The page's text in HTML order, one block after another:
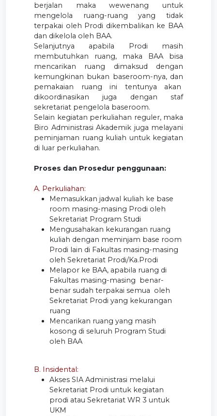
berjalan maka wewenang untuk
mengelola ruang-ruang yang tidak
terpakai oleh Prodi dikembalikan ke BAA
dan dikelola oleh BAA.
Selanjutnya apabila Prodi masih
membutuhkan ruang, maka BAA bisa
mencarikan ruang dimaksud dengan
kemungkinan bukan baseroom-nya, dan
pemakaian ruang ini tentunya akan
dikoordinasikan juga dengan staf
sekretariat pengelola baseroom.
Selain kegiatan perkuliahan reguler, maka
Biro Administrasi Akademik juga melayani
peminjaman ruang kuliah untuk kegiatan
di luar perkuliahan.
Proses dan Prosedur penggunaan:
A. Perkuliahan:
Memasukkan jadwal kuliah ke base
room masing-masing Prodi oleh
Sekretariat Program Studi
Mengusahakan kekurangan ruang
kuliah dengan meminjam base room
Prodi lain di Fakultas masing-masing
oleh Sekretariat Prodi/Ka.Prodi
Melapor ke BAA, apabila ruang di
Fakultas masing-masing benar-
benar sudah terpakai semua oleh
Sekretariat Prodi yang kekurangan
ruang
Mencarikan ruang yang masih
kosong di seluruh Program Studi
oleh BAA
B. Insidental:
Akses SIA Administrasi melalui
Sekretariat Prodi untuk kegiatan
prodi atau Sekretariat WR 3 untuk
UKM